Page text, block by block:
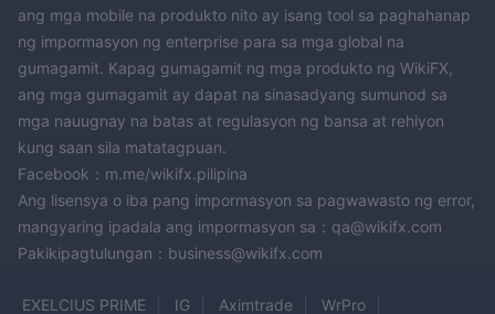
info@zonexcapital.comay madalas na nagreresulta sa
pagkaantala o hindi sapat na mga tugon, kung mayroon man.
Gayundin, ang kanilang English contact number na+692
902129750469ay tila nagdudulot ng patlang, kung saan
nahihirapan ang mga customer na makipag-ugnayan o
makatanggap ng tulong. Ang kakulangan sa epektibong mga
channel ng komunikasyon ay nag-iiwan sa mga kliyente na
pakiramdam na naiwan at hindi sapat ang serbisyo, na
nagdudulot ng malalaking alalahanin tungkol sa kahusayan at
epektibong suporta ng imprastraktura ng Zonex Capital.
Conclusion
ang mga mobile na produkto nito ay isang tool sa paghahanap
ng impormasyon ng enterprise para sa mga global na
gumagamit. Kapag gumagamit ng mga produkto ng WikiFX,
ang mga gumagamit ay dapat na sinasadyang sumunod sa
mga nauugnay na batas at regulasyon ng bansa at rehiyon
kung saan sila matatagpuan.
Facebook：m.me/wikifx.pilipina
Ang lisensya o iba pang impormasyon sa pagwawasto ng error,
mangyaring ipadala ang impormasyon sa：qa@wikifx.com
Pakikipagtulungan：business@wikifx.com
EXELCIUS PRIME IG Aximtrade WrPro